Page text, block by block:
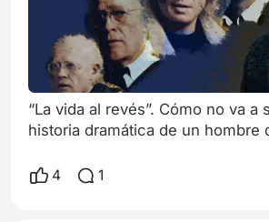
“La vida al revés”. Cómo no va a
historia dramática de un hombre
suma que fue dirigida por David
4 1